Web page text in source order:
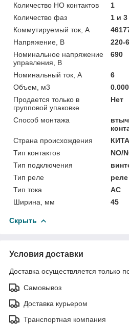
Количество НО контактов
1
Количество фаз
1 и 3
Коммутируемый ток, А
Напряжение, В
220-
Номинальное напряжение
управления, В
690
Номинальный ток, А
6
Объем, м3
Продается только в
групповой упаковке
Нет
Способ монтажа
Страна происхождения
Тип контактов
NO/
Тип подключения
Тип реле
Тип тока
AC
Ширина, мм
45
Скрыть
Условия доставки
Доставка осуществляется только
Самовывоз
Доставка курьером
Транспортная компания